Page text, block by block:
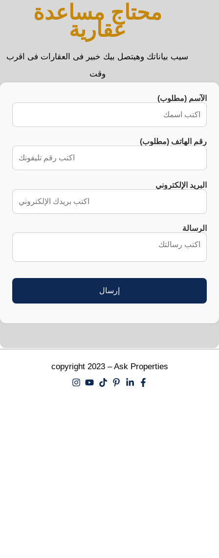
محتاج مساعدة
عقارية
سيب بياناتك وهيتصل بيك خبير فى العقارات فى اقرب
وقت
الآسم (مطلوب)
رقم الهاتف (مطلوب)
البريد الإلكتروني
الرسالة
copyright 2023 – Ask Properties